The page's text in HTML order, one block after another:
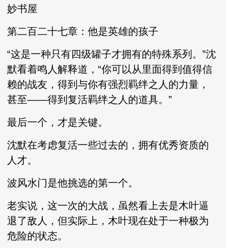
妙书屋
第二百二十七章：他是英雄的孩子
“这是一种只有四级罐子才拥有的特殊系列。”沈
默看着鸣人解释道，“你可以从里面得到值得信
赖的战友，得到与你有强烈羁绊之人的力量，
甚至——得到复活羁绊之人的道具。”
最后一个，才是关键。
沈默在考虑复活一些过去的，拥有优秀资质的
人才。
波风水门是他挑选的第一个。
老实说，这一次的大战，虽然看上去是木叶逼
退了敌人，但实际上，木叶现在处于一种极为
危险的状态。